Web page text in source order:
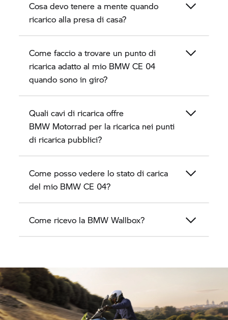
Cosa devo tenere a mente quando
ricarico alla presa di casa?
Come faccio a trovare un punto di
ricarica adatto al mio BMWCE 04
quando sono in giro?
Quali cavi di ricarica offre
BMW Motorrad per la ricarica nei punti
di ricarica pubblici?
Come posso vedere lo stato di carica
del mio BMWCE 04?
Come ricevo la BMW Wallbox?